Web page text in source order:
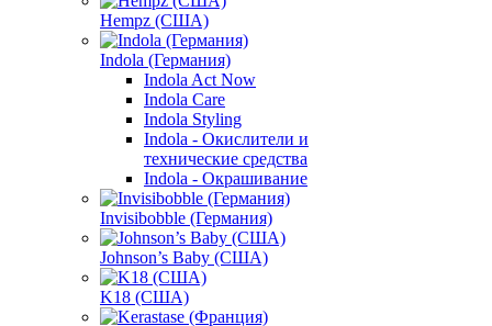
Hempz (США)
Indola (Германия)
Indola Act Now
Indola Care
Indola Styling
Indola - Окислители и
технические средства
Indola - Окрашивание
Invisibobble (Германия)
Johnson’s Baby (США)
K18 (США)